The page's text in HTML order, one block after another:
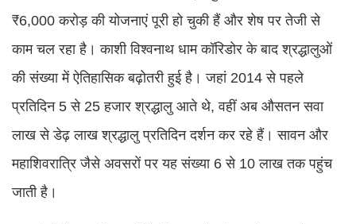
₹6,000 करोड़ की योजनाएं पूरी हो चुकी हैं और शेष पर तेजी से
काम चल रहा है। काशी विश्वनाथ धाम कॉरिडोर के बाद श्रद्धालुओं
की संख्या में ऐतिहासिक बढ़ोतरी हुई है। जहां 2014 से पहले
प्रतिदिन 5 से 25 हजार श्रद्धालु आते थे, वहीं अब औसतन सवा
लाख से डेढ़ लाख श्रद्धालु प्रतिदिन दर्शन कर रहे हैं। सावन और
महाशिवरात्रि जैसे अवसरों पर यह संख्या 6 से 10 लाख तक पहुंच
जाती है।